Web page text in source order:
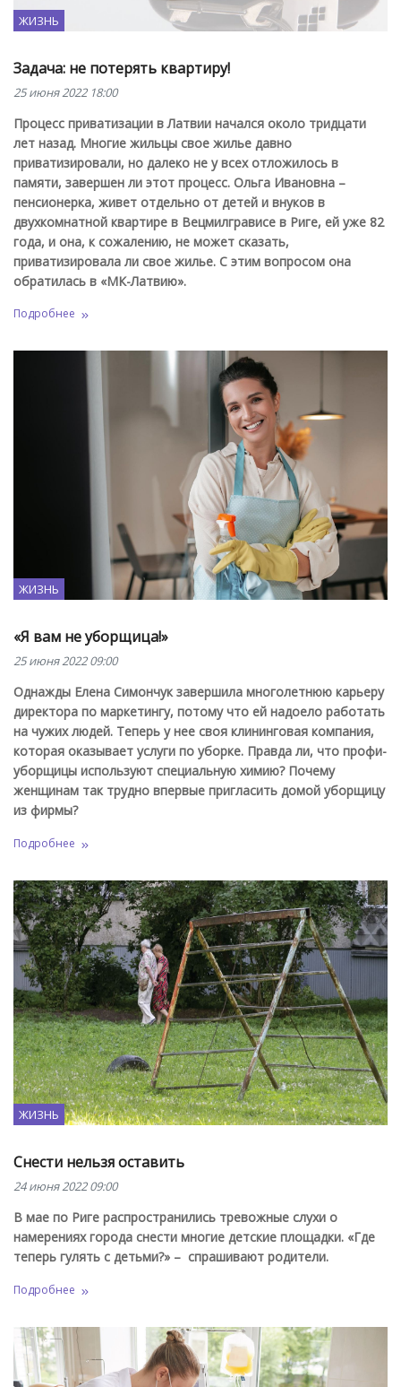
ЖИЗНЬ
Задача: не потерять квартиру!
25 июня 2022 18:00
Процесс приватизации в Латвии начался около тридцати
лет назад. Многие жильцы свое жилье давно
приватизировали, но далеко не у всех отложилось в
памяти, завершен ли этот процесс. Ольга Ивановна –
пенсионерка, живет отдельно от детей и внуков в
двухкомнатной квартире в Вецмилгрависе в Риге, ей уже 82
года, и она, к сожалению, не может сказать,
приватизировала ли свое жилье. С этим вопросом она
обратилась в «МК-Латвию».
Подробнее
ЖИЗНЬ
«Я вам не уборщица!»
25 июня 2022 09:00
Однажды Елена Симончук завершила многолетнюю карьеру
директора по маркетингу, потому что ей надоело работать
на чужих людей. Теперь у нее своя клининговая компания,
которая оказывает услуги по уборке. Правда ли, что профи-
уборщицы используют специальную химию? Почему
женщинам так трудно впервые пригласить домой уборщицу
из фирмы?
Подробнее
ЖИЗНЬ
Снести нельзя оставить
24 июня 2022 09:00
В мае по Риге распространились тревожные слухи о
намерениях города снести многие детские площадки. «Где
теперь гулять с детьми?» – спрашивают родители.
Подробнее